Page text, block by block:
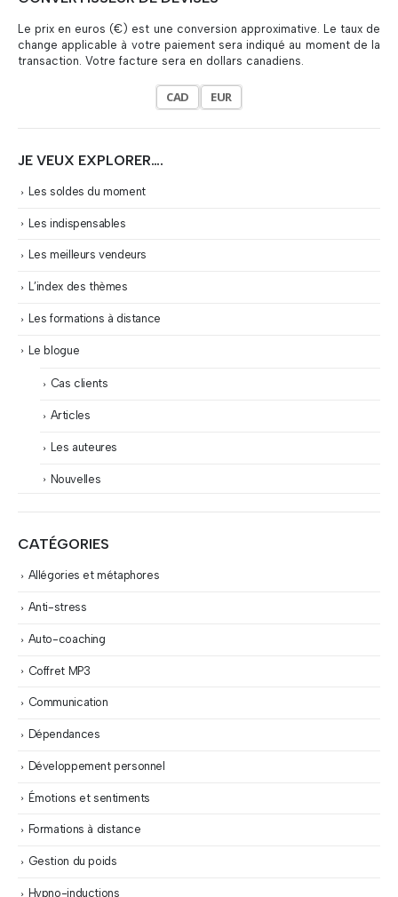
Le prix en euros (€) est une conversion approximative. Le taux de
change applicable à votre paiement sera indiqué au moment de la
transaction. Votre facture sera en dollars canadiens.
CAD EUR
JE VEUX EXPLORER….
Les soldes du moment
Les indispensables
Les meilleurs vendeurs
L’index des thèmes
Les formations à distance
Le blogue
Cas clients
Articles
Les auteures
Nouvelles
CATÉGORIES
Allégories et métaphores
Anti-stress
Auto-coaching
Coffret MP3
Communication
Dépendances
Développement personnel
Émotions et sentiments
Formations à distance
Gestion du poids
Hypno-inductions